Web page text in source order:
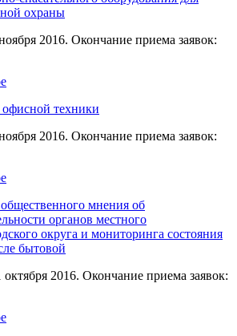
охраны
2016. Окончание приема заявок:
офисной техники
2016. Окончание приема заявок:
мнения об
органов местного
округа и мониторинга состояния
бытовой
октября 2016. Окончание приема заявок: